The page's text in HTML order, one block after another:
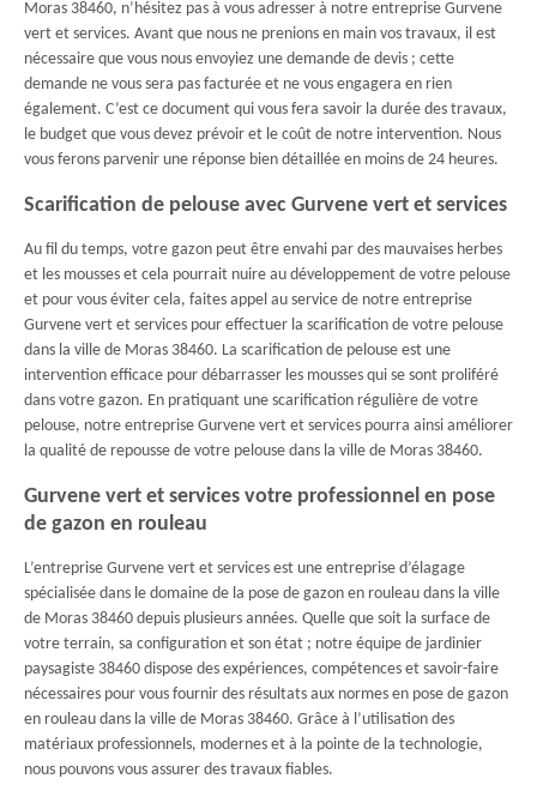
Moras 38460, n’hésitez pas à vous adresser à notre entreprise Gurvene
vert et services. Avant que nous ne prenions en main vos travaux, il est
nécessaire que vous nous envoyiez une demande de devis ; cette
demande ne vous sera pas facturée et ne vous engagera en rien
également. C’est ce document qui vous fera savoir la durée des travaux,
le budget que vous devez prévoir et le coût de notre intervention. Nous
vous ferons parvenir une réponse bien détaillée en moins de 24 heures.
Scarification de pelouse avec Gurvene vert et services
Au fil du temps, votre gazon peut être envahi par des mauvaises herbes
et les mousses et cela pourrait nuire au développement de votre pelouse
et pour vous éviter cela, faites appel au service de notre entreprise
Gurvene vert et services pour effectuer la scarification de votre pelouse
dans la ville de Moras 38460. La scarification de pelouse est une
intervention efficace pour débarrasser les mousses qui se sont proliféré
dans votre gazon. En pratiquant une scarification régulière de votre
pelouse, notre entreprise Gurvene vert et services pourra ainsi améliorer
la qualité de repousse de votre pelouse dans la ville de Moras 38460.
Gurvene vert et services votre professionnel en pose
de gazon en rouleau
L’entreprise Gurvene vert et services est une entreprise d’élagage
spécialisée dans le domaine de la pose de gazon en rouleau dans la ville
de Moras 38460 depuis plusieurs années. Quelle que soit la surface de
votre terrain, sa configuration et son état ; notre équipe de jardinier
paysagiste 38460 dispose des expériences, compétences et savoir-faire
nécessaires pour vous fournir des résultats aux normes en pose de gazon
en rouleau dans la ville de Moras 38460. Grâce à l’utilisation des
matériaux professionnels, modernes et à la pointe de la technologie,
nous pouvons vous assurer des travaux fiables.